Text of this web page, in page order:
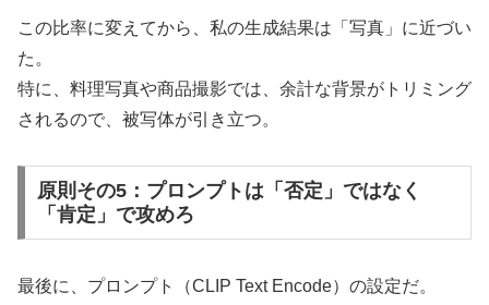
この比率に変えてから、私の生成結果は「写真」に近づい
た。
特に、料理写真や商品撮影では、余計な背景がトリミング
されるので、被写体が引き立つ。
原則その5：プロンプトは「否定」ではなく
「肯定」で攻めろ
最後に、プロンプト（CLIP Text Encode）の設定だ。